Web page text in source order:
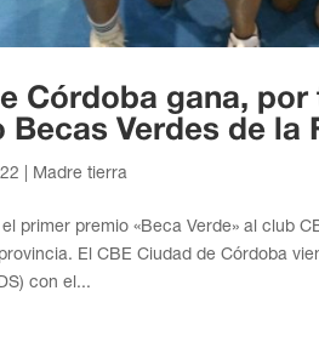
Córdoba gana,
Verdes de la
Madre tierra
primer premio «Beca Verde» al club
El CBE Ciudad de Córdoba
con el...